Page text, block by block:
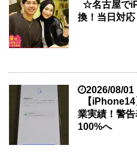
☆名古屋で
換！当日対
2026/08/01
【
業実績！警
100%へ